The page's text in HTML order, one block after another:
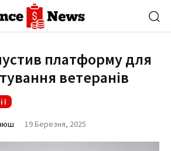
платформу для
ветеранів
19 Березня, 2025